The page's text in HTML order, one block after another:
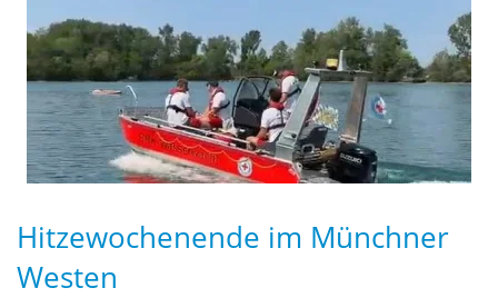
Hitzewochenende im Münchner
Westen